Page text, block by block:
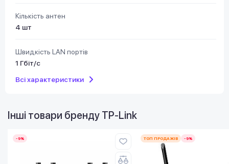
Кількість антен
4 шт
Швидкість LAN портів
1 Гбіт/с
Всі характеристики
Інші товари бренду TP-Link
-9% ТОП ПРОДАЖІВ -9%